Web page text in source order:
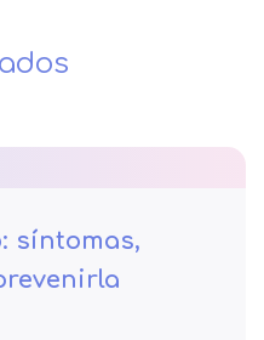
síntomas,